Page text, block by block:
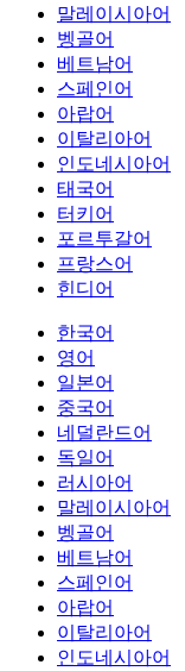
말레이시아어
벵골어
베트남어
스페인어
아랍어
이탈리아어
인도네시아어
태국어
터키어
포르투갈어
프랑스어
힌디어
한국어
영어
일본어
중국어
네덜란드어
독일어
러시아어
말레이시아어
벵골어
베트남어
스페인어
아랍어
이탈리아어
인도네시아어